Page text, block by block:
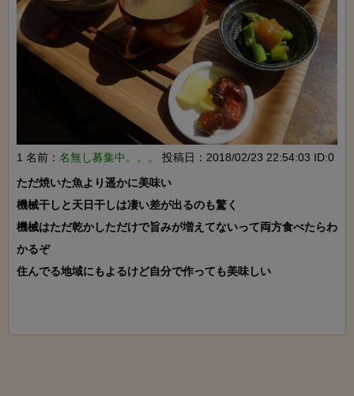
1 名前： 名無し募集中。。。
投稿日：2018/02/23 22:54:03 ID:0
ただ焼いた魚より遥かに美味い
機械干しと天日干しは凄い差が出るのも驚く
機械はただ乾かしただけで旨みが増えてないって両方食べたらわ
かるぞ
住んでる地域にもよるけど自分で作っても美味しい